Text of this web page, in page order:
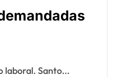
laboral. Santo...